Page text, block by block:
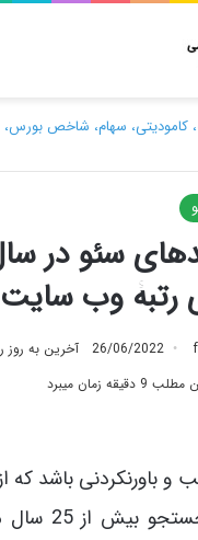
رتبۀ وب سایت
26/06/2022
آخرین به روز رسانی:
زمان میبرد
برای